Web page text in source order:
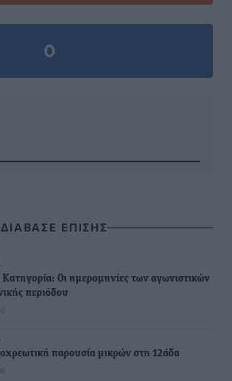
0
ΔΙΑΒΑΣΕ ΕΠΙΣΗΣ
Κατηγορία: Οι ημερομηνίες των αγωνιστικών
περιόδου
παρουσία μικρών στη 12άδα